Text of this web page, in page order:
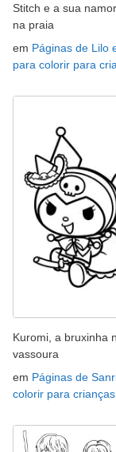
Stitch e a sua
na praia
em Páginas de Lilo
para colorir para
Kuromi, a bruxinha
vassoura
em Páginas de
colorir para crianças